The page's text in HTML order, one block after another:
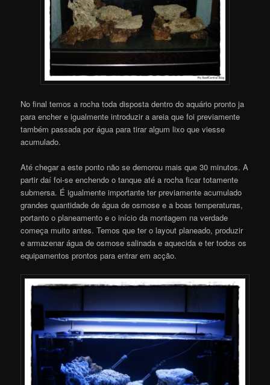
No final temos a rocha toda disposta dentro do aquário pronto ja
para encher e igualmente introduzir a areia que foi previamente
também passada por água para tirar algum lixo que viesse
acumulado.
Até chegar a este ponto não se demorou mais que 30 minutos. A
partir daí foi-se enchendo o tanque até a rocha ficar totamente
submersa. É igualmente importante ter previamente acumulado
grandes quantidade de água de osmose e a boas temperaturas,
portanto o planeamento e o início da montagem na verdade
começa muito antes. Temos que ter o layout planeado, produzir
e armazenar água de osmose salinada e aquecida e ter todos os
equipamentos prontos para entrar em acção.